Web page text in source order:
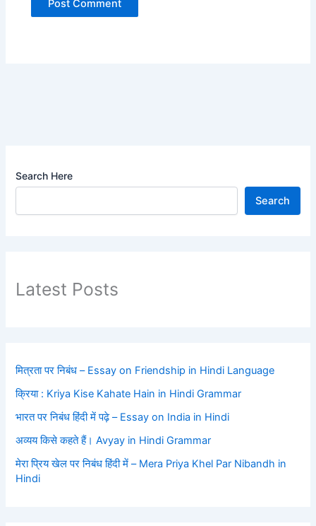
Search Here
Search
Latest Posts
मित्रता पर निबंध – Essay on Friendship in Hindi Language
क्रिया : Kriya Kise Kahate Hain in Hindi Grammar
भारत पर निबंध हिंदी में पढ़े – Essay on India in Hindi
अव्यय किसे कहते हैं। Avyay in Hindi Grammar
मेरा प्रिय खेल पर निबंध हिंदी में – Mera Priya Khel Par Nibandh in
Hindi